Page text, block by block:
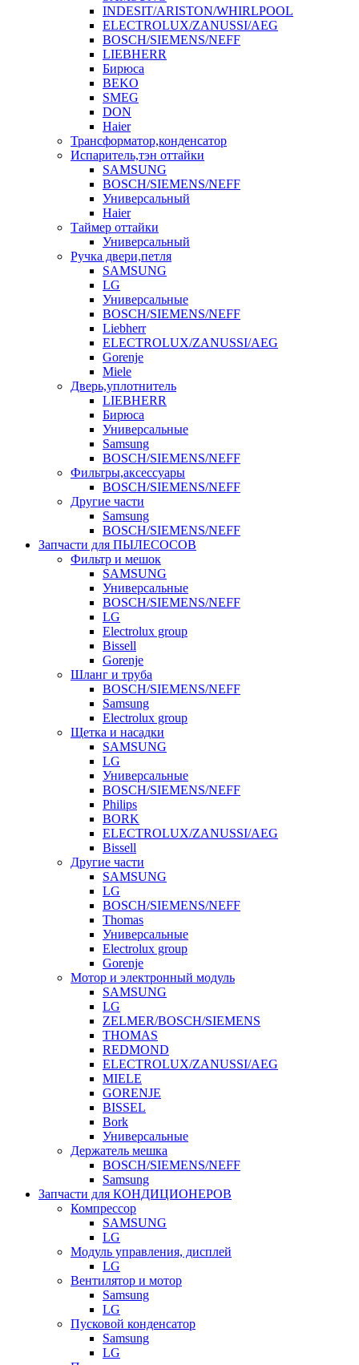
INDESIT/ARISTON/WHIRLPOOL
ELECTROLUX/ZANUSSI/AEG
BOSCH/SIEMENS/NEFF
LIEBHERR
Бирюса
BEKO
SMEG
DON
Haier
Трансформатор,конденсатор
Испаритель,тэн оттайки
SAMSUNG
BOSCH/SIEMENS/NEFF
Универсальный
Haier
Таймер оттайки
Универсальный
Ручка двери,петля
SAMSUNG
LG
Универсальные
BOSCH/SIEMENS/NEFF
Liebherr
ELECTROLUX/ZANUSSI/AEG
Gorenje
Miele
Дверь,уплотнитель
LIEBHERR
Бирюса
Универсальные
Samsung
BOSCH/SIEMENS/NEFF
Фильтры,аксессуары
BOSCH/SIEMENS/NEFF
Другие части
Samsung
BOSCH/SIEMENS/NEFF
Запчасти для ПЫЛЕСОСОВ
Фильтр и мешок
SAMSUNG
Универсальные
BOSCH/SIEMENS/NEFF
LG
Electrolux group
Bissell
Gorenje
Шланг и труба
BOSCH/SIEMENS/NEFF
Samsung
Electrolux group
Щетка и насадки
SAMSUNG
LG
Универсальные
BOSCH/SIEMENS/NEFF
Philips
BORK
ELECTROLUX/ZANUSSI/AEG
Bissell
Другие части
SAMSUNG
LG
BOSCH/SIEMENS/NEFF
Thomas
Универсальные
Electrolux group
Gorenje
Мотор и электронный модуль
SAMSUNG
LG
ZELMER/BOSCH/SIEMENS
THOMAS
REDMOND
ELECTROLUX/ZANUSSI/AEG
MIELE
GORENJE
BISSEL
Bork
Универсальные
Держатель мешка
BOSCH/SIEMENS/NEFF
Samsung
Запчасти для КОНДИЦИОНЕРОВ
Компрессор
SAMSUNG
LG
Модуль управления, дисплей
LG
Вентилятор и мотор
Samsung
LG
Пусковой конденсатор
Samsung
LG